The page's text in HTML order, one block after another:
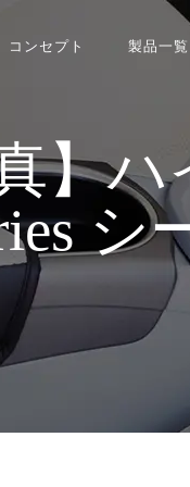
コンセプト 製品一覧
】